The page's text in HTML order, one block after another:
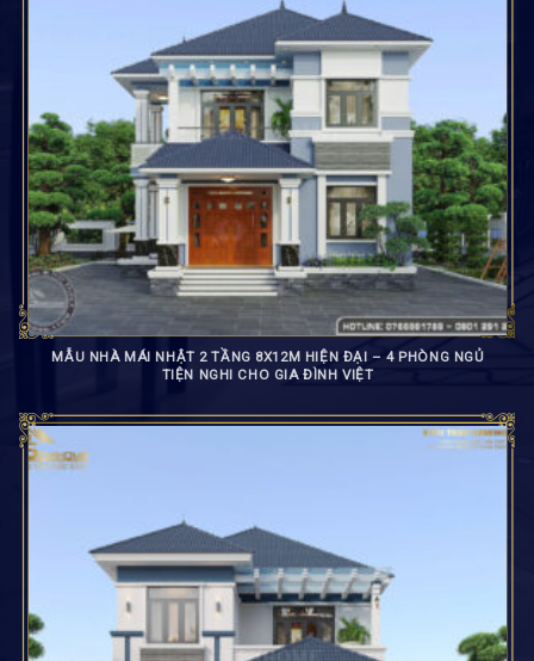
MẪU NHÀ MÁI NHẬT 2 TẦNG 8X12M HIỆN ĐẠI – 4 PHÒNG NGỦ
TIỆN NGHI CHO GIA ĐÌNH VIỆT